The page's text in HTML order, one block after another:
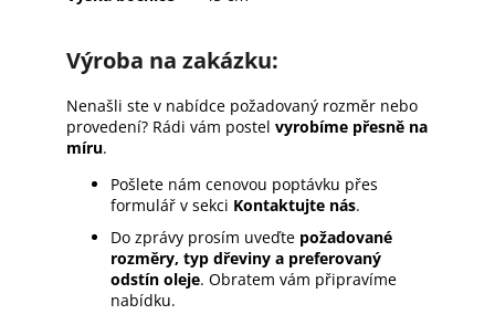
Výroba na zakázku:
Nenašli ste v nabídce požadovaný rozměr nebo
provedení? Rádi vám postel vyrobíme přesně na
míru.
Pošlete nám cenovou poptávku přes
formulář v sekci Kontaktujte nás.
Do zprávy prosím uveďte požadované
rozměry, typ dřeviny a preferovaný
odstín oleje. Obratem vám připravíme
nabídku.